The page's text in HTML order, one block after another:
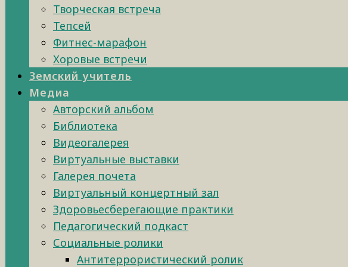
Творческая встреча
Тепсей
Фитнес-марафон
Хоровые встречи
Земский учитель
Медиа
Авторский альбом
Библиотека
Видеогалерея
Виртуальные выставки
Галерея почета
Виртуальный концертный зал
Здоровьесберегающие практики
Педагогический подкаст
Социальные ролики
Антитеррористический ролик